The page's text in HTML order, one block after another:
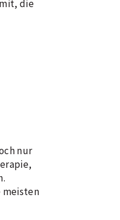
die
nur
meisten